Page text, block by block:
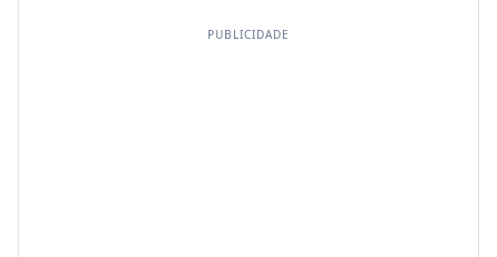
PUBLICIDADE